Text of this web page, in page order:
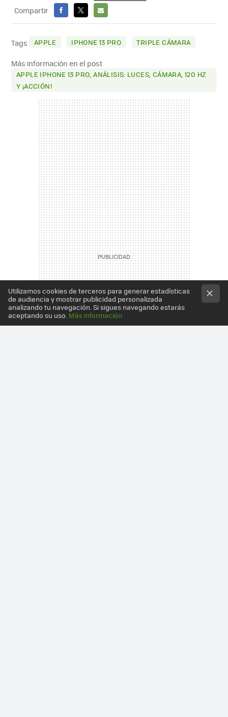
Compartir
FACEBOOK
X
E-
MAIL
Tags APPLE IPHONE 13 PRO TRIPLE CÁMARA
Más información en el post
APPLE IPHONE 13 PRO, ANÁLISIS: LUCES, CÁMARA, 120 HZ
Y ¡ACCIÓN!
Utilizamos cookies de terceros para generar estadísticas
de audiencia y mostrar publicidad personalizada
analizando tu navegación. Si sigues navegando estarás
aceptando su uso. Más información